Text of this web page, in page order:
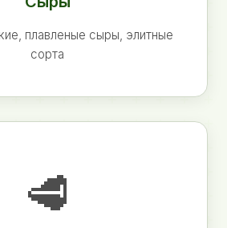
плавленые сыры, элитные
сорта
🥩